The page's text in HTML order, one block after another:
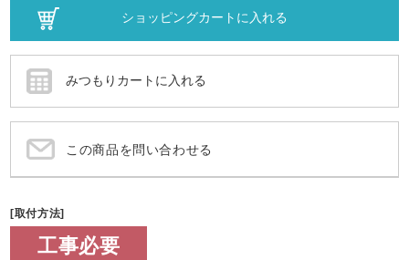
この商品を問い合わせる
[取付方法]
工事必要